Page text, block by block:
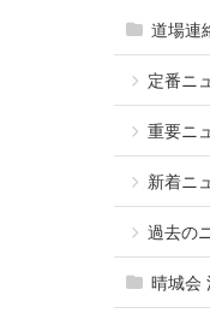
道場連
定番ニ
重要ニ
新着ニ
過去の
晴城会